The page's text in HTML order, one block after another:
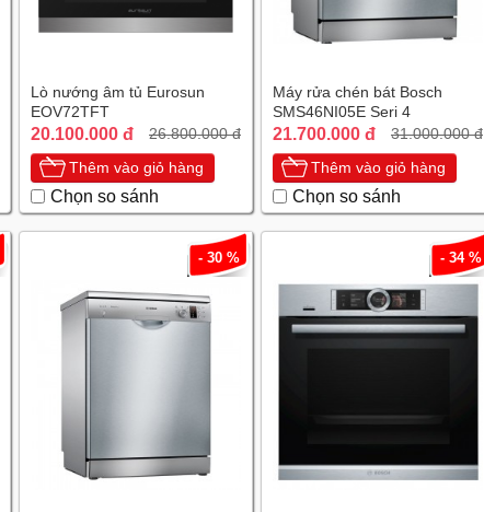
Lò nướng âm tủ Eurosun
EOV72TFT
20.100.000 đ 26.800.000 đ
Thêm vào giỏ hàng
Chọn so sánh
Máy rửa chén bát Bosch
SMS46NI05E Seri 4
21.700.000 đ 31.000.000 đ
Thêm vào giỏ hàng
Chọn so sánh
- 30 % - 34 %